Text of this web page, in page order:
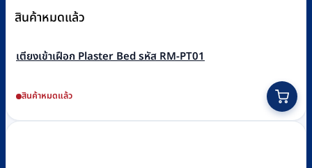
สินค้าหมดแล้ว
เตียงเข้าเฝือก Plaster Bed รหัส RM-PT01
สินค้าหมดแล้ว